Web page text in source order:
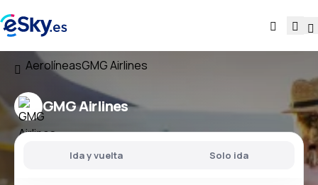
AerolíneasGMG Airlines
GMG Airlines
Ida y vuelta Solo ida